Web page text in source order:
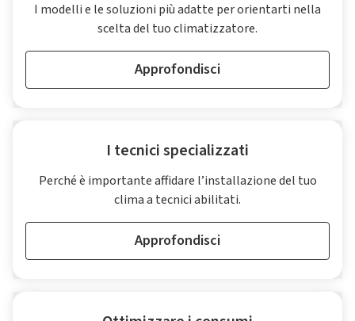
I modelli e le soluzioni più adatte per orientarti nella
scelta del tuo climatizzatore.
Approfondisci
I tecnici specializzati
Perché è importante affidare l’installazione del tuo
clima a tecnici abilitati.
Approfondisci